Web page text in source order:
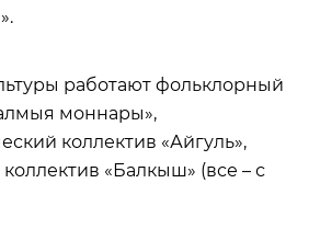
работают фольклорный
моннары»,
коллектив «Айгуль»,
«Балкыш» (все – с